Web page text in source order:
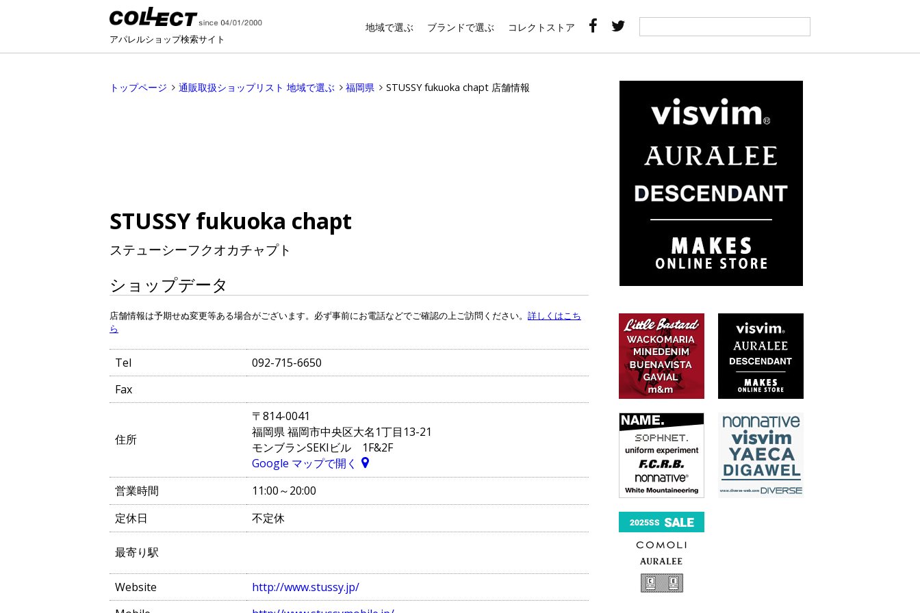
アパレルショップ検索サイト
地域で選ぶ ブランドで選ぶ コレクトストア
トップページ 通販取扱ショップリスト 地域で選ぶ 福岡県 STUSSY fukuoka chapt 店舗情報
STUSSY fukuoka chapt
ステューシーフクオカチャプト
ショップデータ
店舗情報は予期せぬ変更等ある場合がございます。必ず事前にお電話などでご確認の上ご訪問ください。 詳しくはこち
ら
Tel
092-715-6650
Fax
住所
〒814-0041
福岡県 福岡市中央区大名1丁目13-21
モンブランSEKIビル 1F&2F
Google マップで開く
営業時間
11:00～20:00
定休日
不定休
最寄り駅
Website
http://www.stussy.jp/